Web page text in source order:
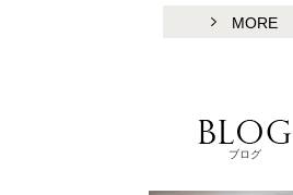
MORE
ブログ